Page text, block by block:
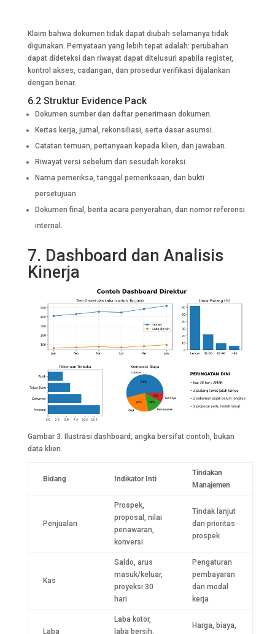
Klaim bahwa dokumen tidak dapat diubah selamanya tidak
digunakan. Pernyataan yang lebih tepat adalah: perubahan
dapat dideteksi dan riwayat dapat ditelusuri apabila register,
kontrol akses, cadangan, dan prosedur verifikasi dijalankan
dengan benar.
6.2 Struktur Evidence Pack
Dokumen sumber dan daftar penerimaan dokumen.
Kertas kerja, jurnal, rekonsiliasi, serta dasar asumsi.
Catatan temuan, pertanyaan kepada klien, dan jawaban.
Riwayat versi sebelum dan sesudah koreksi.
Nama pemeriksa, tanggal pemeriksaan, dan bukti
persetujuan.
Dokumen final, berita acara penyerahan, dan nomor referensi
internal.
7. Dashboard dan Analisis
Kinerja
Gambar 3. Ilustrasi dashboard; angka bersifat contoh, bukan
data klien.
Bidang Indikator Inti
Tindakan
Manajemen
Penjualan
Prospek,
proposal, nilai
penawaran,
konversi
Tindak lanjut
dan prioritas
prospek
Kas
Saldo, arus
masuk/keluar,
proyeksi 30
hari
Pengaturan
pembayaran
dan modal
kerja
Laba
Laba kotor,
laba bersih,
Harga, biaya,